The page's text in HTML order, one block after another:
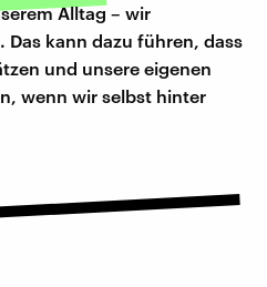
Alltag – wir
kann dazu führen, dass
und unsere eigenen
wenn wir selbst hinter